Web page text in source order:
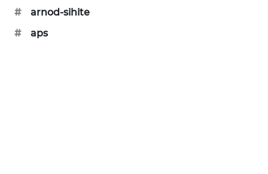
#
arnod-sihite
#
aps